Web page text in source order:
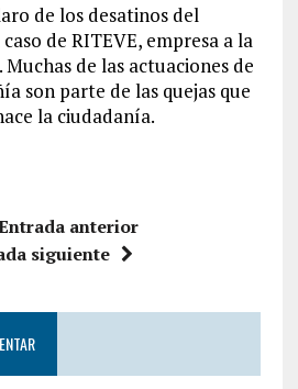
de los desatinos del
de RITEVE, empresa a la
Muchas de las actuaciones de
son parte de las quejas que
la ciudadanía.
anterior
siguiente